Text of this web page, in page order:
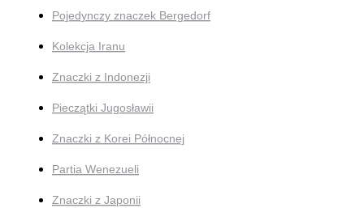
Pojedynczy znaczek Bergedorf
Kolekcja Iranu
Znaczki z Indonezji
Pieczątki Jugosławii
Znaczki z Korei Północnej
Partia Wenezueli
Znaczki z Japonii